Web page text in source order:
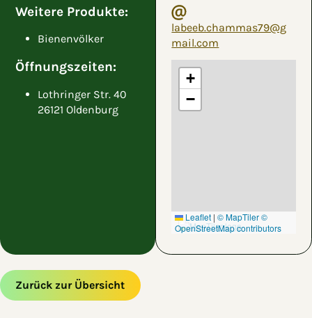
Weitere Produkte:
Bienenvölker
Öffnungszeiten:
Lothringer Str. 40
26121 Oldenburg
labeeb.chammas79@g
mail.com
+
−
Leaflet | © MapTiler©
OpenStreetMap contributors
Zurück zur Übersicht